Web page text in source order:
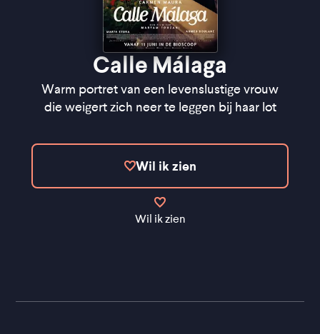
Calle Málaga
Warm portret van een levenslustige vrouw
die weigert zich neer te leggen bij haar lot
Wil ik zien
Wil ik zien